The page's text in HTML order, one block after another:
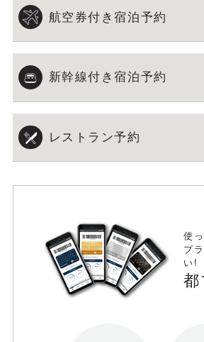
航空券付き宿泊予約
新幹線付き宿泊予約
レストラン予約
使
プ
い!
都